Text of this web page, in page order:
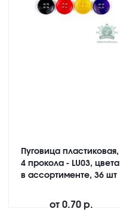
Пуговица пластиковая,
4 прокола - LU03, цвета
в ассортименте, 36 шт
от 0.70 р.